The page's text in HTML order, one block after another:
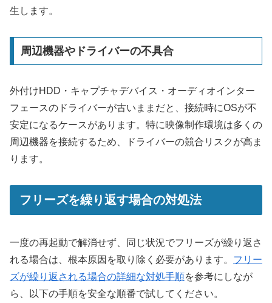
生します。
周辺機器やドライバーの不具合
外付けHDD・キャプチャデバイス・オーディオインター
フェースのドライバーが古いままだと、接続時にOSが不
安定になるケースがあります。特に映像制作環境は多くの
周辺機器を接続するため、ドライバーの競合リスクが高ま
ります。
フリーズを繰り返す場合の対処法
一度の再起動で解消せず、同じ状況でフリーズが繰り返さ
れる場合は、根本原因を取り除く必要があります。 フリー
ズが繰り返される場合の詳細な対処手順を参考にしなが
ら、以下の手順を安全な順番で試してください。